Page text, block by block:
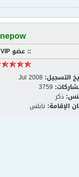
nepow
:: عضو VIP ::
التسجيل: Jul 2008
3759
ذكر
الإقامة: نابلس